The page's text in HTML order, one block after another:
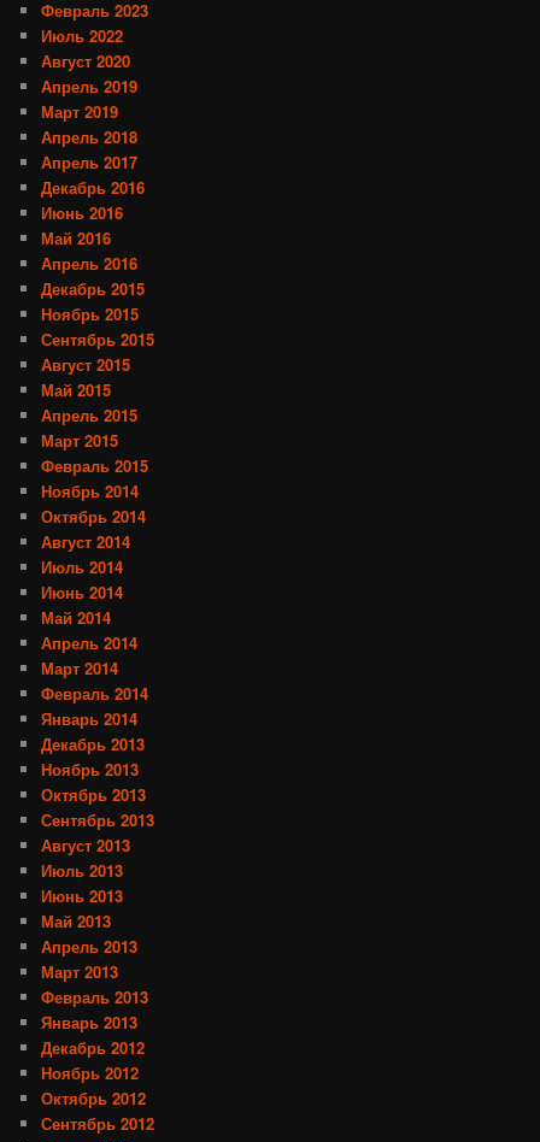
Февраль 2023
Июль 2022
Август 2020
Апрель 2019
Март 2019
Апрель 2018
Апрель 2017
Декабрь 2016
Июнь 2016
Май 2016
Апрель 2016
Декабрь 2015
Ноябрь 2015
Сентябрь 2015
Август 2015
Май 2015
Апрель 2015
Март 2015
Февраль 2015
Ноябрь 2014
Октябрь 2014
Август 2014
Июль 2014
Июнь 2014
Май 2014
Апрель 2014
Март 2014
Февраль 2014
Январь 2014
Декабрь 2013
Ноябрь 2013
Октябрь 2013
Сентябрь 2013
Август 2013
Июль 2013
Июнь 2013
Май 2013
Апрель 2013
Март 2013
Февраль 2013
Январь 2013
Декабрь 2012
Ноябрь 2012
Октябрь 2012
Сентябрь 2012